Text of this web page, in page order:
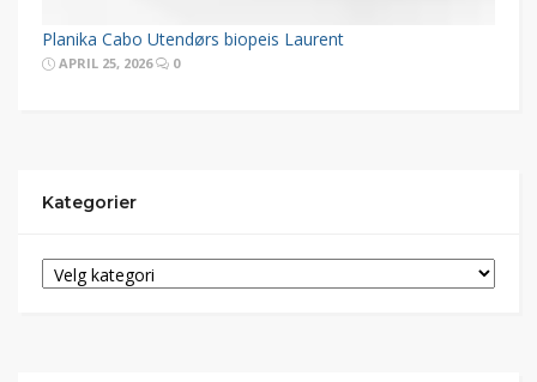
Planika Cabo Utendørs biopeis Laurent
APRIL 25, 2026 0
Kategorier